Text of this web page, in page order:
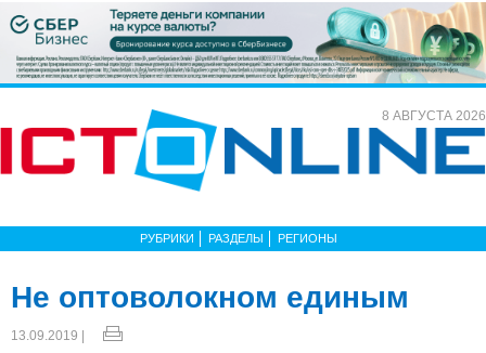
8 АВГУСТА 2026
РУБРИКИ РАЗДЕЛЫ РЕГИОНЫ
Не оптоволокном единым
13.09.2019 |